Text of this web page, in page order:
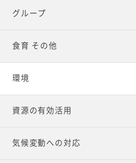
グループ
食育 その他
環境
資源の有効活用
気候変動への対応